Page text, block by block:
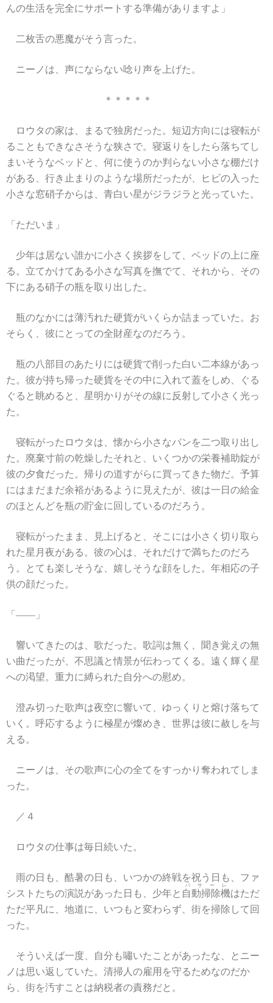
んの生活を完全にサポートする準備がありますよ」
二枚舌の悪魔がそう言った。
ニーノは、声にならない唸り声を上げた。
＊＊＊＊＊
ロウタの家は、まるで独房だった。短辺方向には寝転が
ることもできなさそうな狭さで。寝返りをしたら落ちてし
まいそうなベッドと、何に使うのか判らない小さな棚だけ
がある、行き止まりのような場所だったが、ヒビの入った
小さな窓硝子からは、青白い星がジラジラと光っていた。
「ただいま」
少年は居ない誰かに小さく挨拶をして、ベッドの上に座
る。立てかけてある小さな写真を撫でて、それから、その
下にある硝子の瓶を取り出した。
瓶のなかには薄汚れた硬貨がいくらか詰まっていた。お
そらく、彼にとっての全財産なのだろう。
瓶の八部目のあたりには硬貨で削った白い二本線があっ
た。彼が持ち帰った硬貨をその中に入れて蓋をしめ、ぐる
ぐると眺めると、星明かりがその線に反射して小さく光っ
た。
寝転がったロウタは、懐から小さなパンを二つ取り出し
た。廃棄寸前の乾燥したそれと、いくつかの栄養補助錠が
彼の夕食だった。帰りの道すがらに買ってきた物だ。予算
にはまだまだ余裕があるように見えたが、彼は一日の給金
のほとんどを瓶の貯金に回しているのだろう。
寝転がったまま、見上げると、そこには小さく切り取ら
れた星月夜がある。彼の心は、それだけで満ちたのだろ
う。とても楽しそうな、嬉しそうな顔をした。年相応の子
供の顔だった。
「――」
響いてきたのは、歌だった。歌詞は無く、聞き覚えの無
い曲だったが、不思議と情景が伝わってくる。遠く輝く星
への渇望。重力に縛られた自分への慰め。
澄み切った歌声は夜空に響いて、ゆっくりと熔け落ちて
いく。呼応するように極星が燦めき、世界は彼に赦しを与
える。
ニーノは、その歌声に心の全てをすっかり奪われてしま
った。
／４
ロウタの仕事は毎日続いた。
雨の日も、酷暑の日も、いつかの終戦を祝う日も、ファ
シストたちの演説があった日も、少年と 自動掃除機
パサーレ
はただ
ただ平凡に、地道に、いつもと変わらず、街を掃除して回
った。
そういえば一度、自分も嘯いたことがあったな、とニー
ノは思い返していた。清掃人の雇用を守るためなのだか
ら、街を汚すことは納税者の責務だと。